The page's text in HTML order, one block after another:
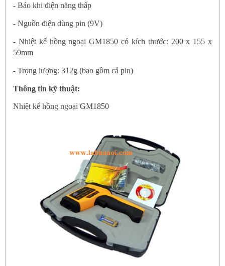
- Báo khi điện năng thấp
- Nguồn điện dùng pin (9V)
- Nhiệt kế hồng ngoại GM1850 có kích thước: 200 x 155 x
59mm
- Trọng lượng: 312g (bao gồm cả pin)
Thông tin kỹ thuật:
Nhiệt kế hồng ngoại GM1850